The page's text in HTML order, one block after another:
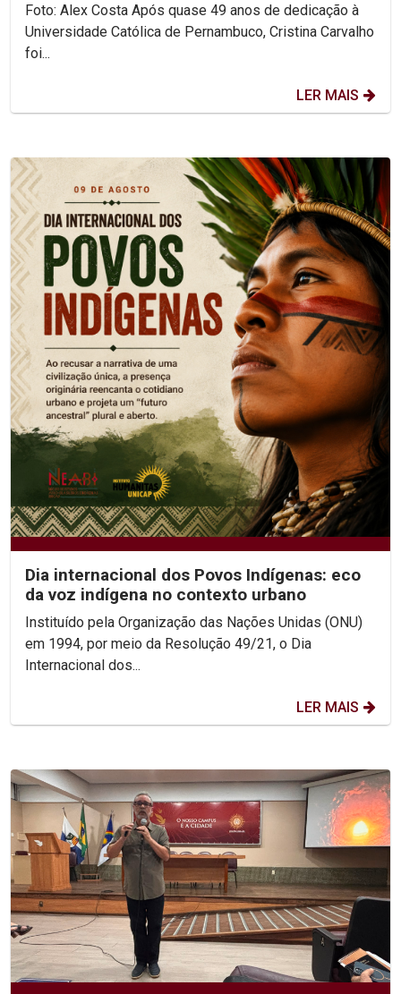
Foto: Alex Costa Após quase 49 anos de dedicação à
Universidade Católica de Pernambuco, Cristina Carvalho
foi...
LER MAIS
Dia internacional dos Povos Indígenas: eco
da voz indígena no contexto urbano
Instituído pela Organização das Nações Unidas (ONU)
em 1994, por meio da Resolução 49/21, o Dia
Internacional dos...
LER MAIS